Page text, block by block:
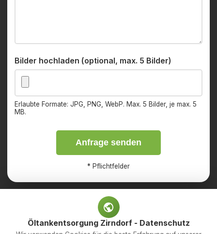
Bilder hochladen (optional, max. 5 Bilder)
Erlaubte Formate: JPG, PNG, WebP. Max. 5 Bilder, je max. 5
MB.
Anfrage senden
* Pflichtfelder
ImpressumDatenschutz
Öltankentsorgung Zirndorf - Datenschutz